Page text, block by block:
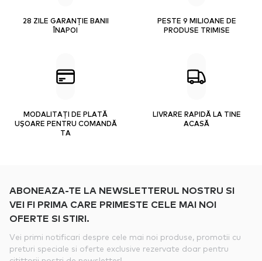
28 ZILE GARANȚIE BANII
ÎNAPOI
PESTE 9 MILIOANE DE
PRODUSE TRIMISE
MODALITAȚI DE PLATĂ
UȘOARE PENTRU COMANDĂ
TA
LIVRARE RAPIDĂ LA TINE
ACASĂ
ABONEAZA-TE LA NEWSLETTERUL NOSTRU SI
VEI FI PRIMA CARE PRIMESTE CELE MAI NOI
OFERTE SI STIRI.
Vei primi notificari despre cele mai noi produse, promotii cu
preturi speciale si oferte exclusive rezervate doar pentru